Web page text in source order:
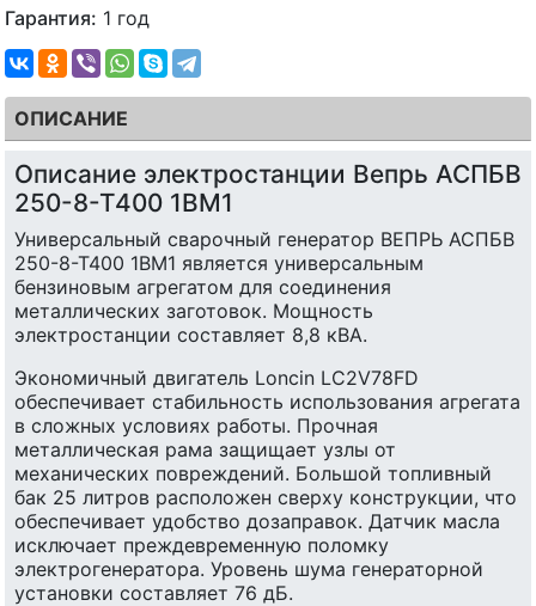
Гарантия: 1 год
ОПИСАНИЕ
Описание электростанции Вепрь АСПБВ
250-8-Т400 1ВМ1
Универсальный сварочный генератор ВЕПРЬ АСПБВ
250-8-Т400 1ВМ1 является универсальным
бензиновым агрегатом для соединения
металлических заготовок. Мощность
электростанции составляет 8,8 кВА.
Экономичный двигатель Loncin LC2V78FD
обеспечивает стабильность использования агрегата
в сложных условиях работы. Прочная
металлическая рама защищает узлы от
механических повреждений. Большой топливный
бак 25 литров расположен сверху конструкции, что
обеспечивает удобство дозаправок. Датчик масла
исключает преждевременную поломку
электрогенератора. Уровень шума генераторной
установки составляет 76 дБ.